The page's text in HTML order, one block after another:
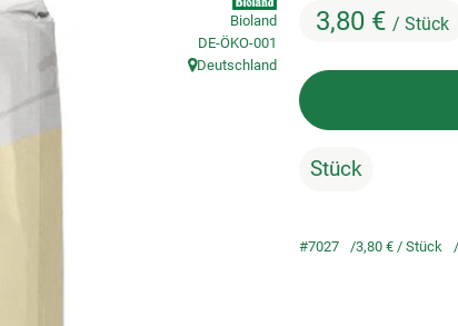
3,80 € / Stück
Bioland
, Kontrollstelle:
DE-ÖKO-001
, Herkunft:
Deutschland
Stück
#7027 3,80 € / Stück